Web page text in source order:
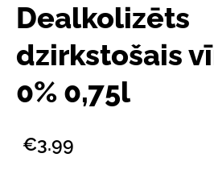
Dealkolizēts
dzirkstošais
0% 0,75l
€3.99